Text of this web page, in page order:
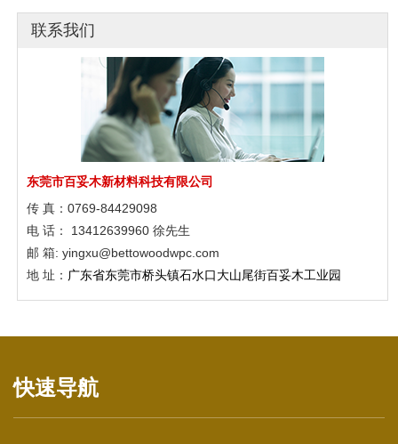
塑木护栏|塑木围栏
联系我们
东莞市百妥木新材料科技有限公司
传 真：0769-84429098
电 话： 13412639960 徐先生
邮 箱: yingxu@bettowoodwpc.com
地 址： 广东省东莞市桥头镇石水口大山尾街百妥木工业园
快速导航